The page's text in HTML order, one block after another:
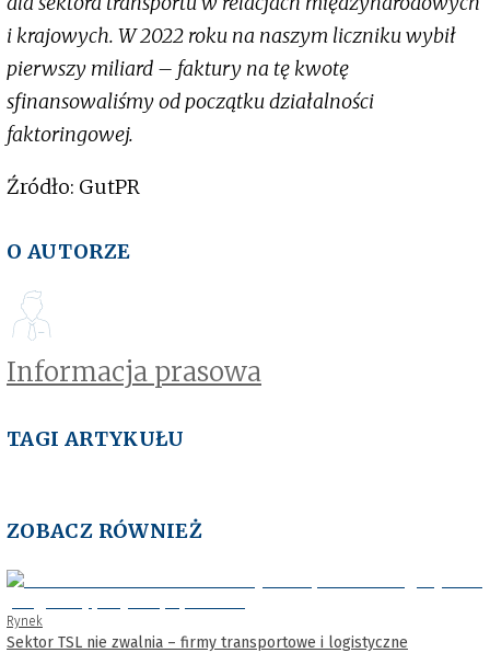
i krajowych. W 2022 roku na naszym liczniku wybił
pierwszy miliard – faktury na tę kwotę
sfinansowaliśmy od początku działalności
faktoringowej.
Źródło: GutPR
O AUTORZE
Informacja prasowa
TAGI ARTYKUŁU
ZOBACZ RÓWNIEŻ
Rynek
Sektor TSL nie zwalnia – firmy transportowe i logistyczne